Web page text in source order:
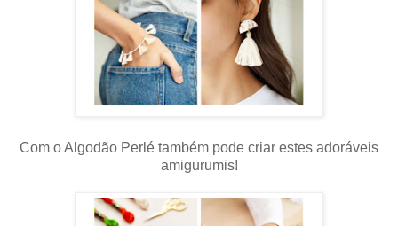
Com o Algodão Perlé também pode criar estes adoráveis
amigurumis!